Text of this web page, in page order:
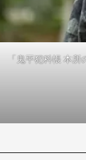
「鬼平犯科帳 本